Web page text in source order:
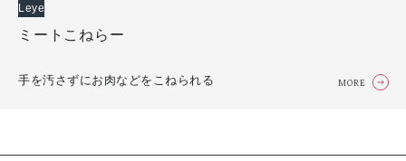
Leye
ミートこねらー
手を汚さずにお肉などをこねられる MORE